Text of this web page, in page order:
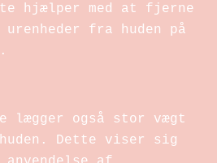
hjælper med at fjerne
urenheder fra huden på
lægger også stor vægt
Dette viser sig